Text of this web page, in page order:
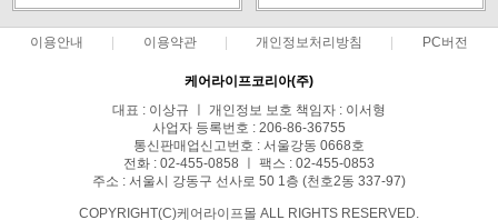
이용안내 이용약관 개인정보처리방침 PC버전
케어라이프코리아(주)
대표 : 이상규 ㅣ 개인정보 보호 책임자 : 이서형
사업자 등록번호 : 206-86-36755
통신판매업신고번호 : 서울강동 0668호
전화 : 02-455-0858 ㅣ 팩스 : 02-455-0853
주소 : 서울시 강동구 선사로 50 1층 (천호2동 337-97)
COPYRIGHT(C)케어라이프몰 ALL RIGHTS RESERVED.